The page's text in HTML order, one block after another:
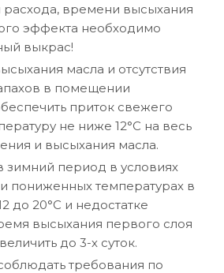
времени высыхания
эффекта необходимо
выкрас!
масла и отсутствия
в помещении
приток свежего
не ниже 12°C на весь
и высыхания масла.
зимний период в условиях
пониженных температурах в
до 20°C и недостатке
высыхания первого слоя
до 3-х суток.
требования по